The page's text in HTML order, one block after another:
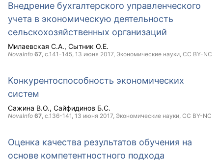
Внедрение бухгалтерского управленческого
учета в экономическую деятельность
сельскохозяйственных организаций
Милаевская С.А. Сытник О.Е.
NovaInfo 67, с.141-145, 13 июня 2017, Экономические науки, CC BY-NC
Конкурентоспособность экономических
систем
Сажина В.О. Сайфидинов Б.С.
NovaInfo 67, с.136-141, 13 июня 2017, Экономические науки, CC BY-NC
Оценка качества результатов обучения на
основе компетентностного подхода